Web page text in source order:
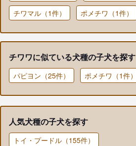
チワマル（1件）
ポメチワ（1件）
チワワに似ている犬種の子犬を探す
パピヨン（25件） ポメチワ（1件）
人気犬種の子犬を探す
トイ・プードル（155件）